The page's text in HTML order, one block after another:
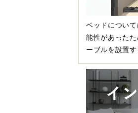
ベッドについ
能性があった
ーブルを設置